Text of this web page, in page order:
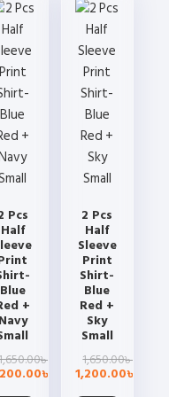
may
be
chosen
on
the
product
page
variants.
The
options
may
be
chosen
on
the
page
Pcs
Half
Blue
+
Navy
৳Original
price
was:
৳
Current
price
is:
2 Pcs
Half
Sleeve
Print
Shirt-
Blue
Red +
Sky
Small
1,650.00৳price
was:
1,200.00৳price
is: